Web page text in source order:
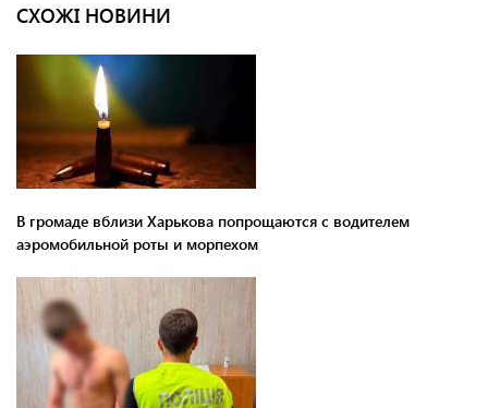
СХОЖІ НОВИНИ
В громаде вблизи Харькова попрощаются с водителем
аэромобильной роты и морпехом